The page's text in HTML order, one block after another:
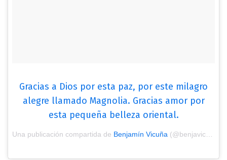
Gracias a Dios por esta paz, por este milagro
alegre llamado Magnolia. Gracias amor por
esta pequeña belleza oriental.
Una publicación compartida de Benjamín Vicuña (@benjavicunamori) el